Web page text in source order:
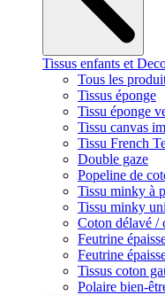
Tissus enfants et
Tous les
Tissus éponge
Tissu éponge
Tissu canvas
Tissu French
Double gaze
Popeline de
Tissu minky à
Tissu minky uni
Coton délavé /
Feutrine
Feutrine
Tissus coton
Polaire bien-